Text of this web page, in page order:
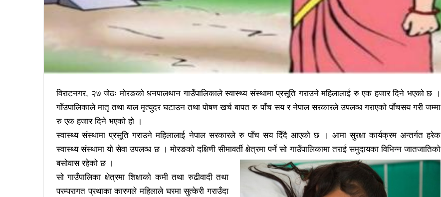
विराटनगर, २७ जेठः मोरङको धनपालथान गाउँपालिकाले स्वास्थ्य संस्थामा प्रसूति गराउने महिलालाई रु एक हजार दिने भएको छ ।
गाँउपालिकाले मातृ तथा बाल मृत्युुदर घटाउन तथा पोषण खर्च बापत रु पाँच सय र नेपाल सरकारले उपलव्ध गराएको पाँचसय गरी जम्मा
रु एक हजार दिने भएको हो ।
स्वास्थ्य संस्थामा प्रसूति गराउने महिलालाई नेपाल सरकारले रु पाँच सय दिँदै आएको छ । आमा सुुरक्षा कार्यक्रम अन्तर्गत हरेक
स्वास्थ्य संस्थामा यो सेवा उपलव्ध छ । मोरङको दक्षिणी सीमावर्ती क्षेत्रमा पर्ने सो गाउँपालिकामा तराई समुदायका विभिन्न जातजातिको
बसोवास रहेको छ ।
सो गाउँपालिका क्षेत्रमा शिक्षाको कमी तथा रुढीवादी तथा
परम्परागत प्रथाका कारणले महिलाले घरमा सुत्केरी गराउँदा